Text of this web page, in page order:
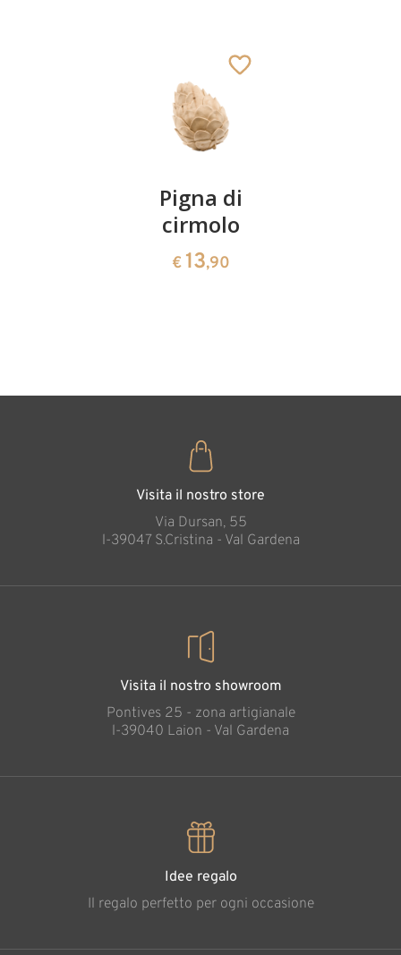
Aggiunto al carrello
Pigna di
cirmolo
€ 13,90
Visita il nostro store
Via Dursan, 55
l-39047 S.Cristina - Val Gardena
Visita il nostro showroom
Pontives 25 - zona artigianale
l-39040 Laion - Val Gardena
Idee regalo
Il regalo perfetto per ogni occasione